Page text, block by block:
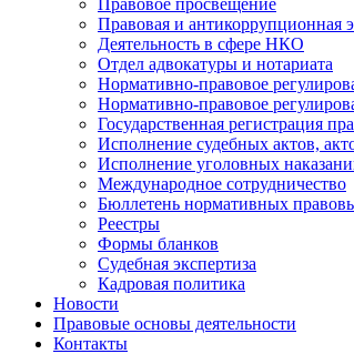
Правовая и антикоррупционная
Деятельность в сфере НКО
Отдел адвокатуры и нотариата
Нормативно-правовое
Нормативно-правовое
Государственная регистрация
Исполнение судебных актов,
Исполнение уголовных
Международное сотрудничество
Бюллетень нормативных
Реестры
Формы бланков
Судебная экспертиза
Кадровая политика
Новости
Правовые основы деятельности
Контакты